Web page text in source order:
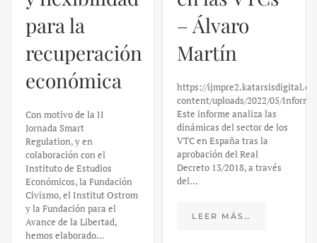
para la
recuperación
económica
Con motivo de la II
Jornada Smart
Regulation, y en
colaboración con el
Instituto de Estudios
Económicos, la Fundación
Civismo, el Institut Ostrom
y la Fundación para el
Avance de la Libertad,
hemos elaborado…
– Álvaro
Martín
https://
content/uploads/2022/05/
Este informe analiza las
dinámicas del sector de los
VTC en España tras la
aprobación del Real
Decreto 13/2018, a través
del…
LEER MÁS…